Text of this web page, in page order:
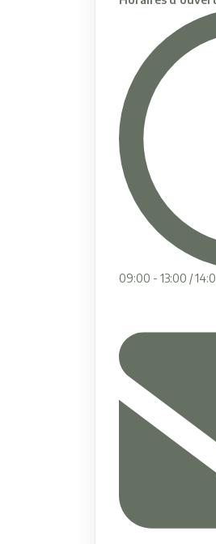
09:00 - 13:00 /